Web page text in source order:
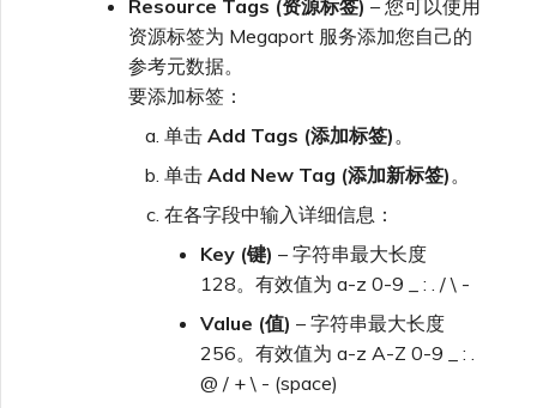
Resource Tags (资源标签) – 您可以使用
资源标签为 Megaport 服务添加您自己的
参考元数据。
要添加标签：
单击 Add Tags (添加标签) 。
单击 Add New Tag (添加新标签) 。
在各字段中输入详细信息：
Key (键) – 字符串最大长度
128。有效值为 a-z 0-9 _ : . / \ -
Value (值) – 字符串最大长度
256。有效值为 a-z A-Z 0-9 _ : .
@ / + \ - (space)